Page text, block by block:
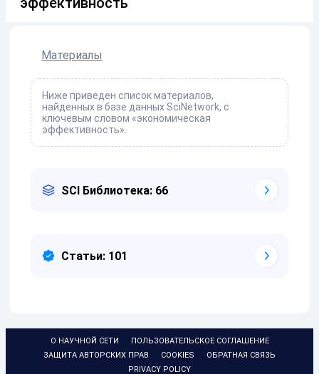
Материалы
Ниже приведен список материалов,
найденных в базе данных SciNetwork, с
ключевым словом «экономическая
эффективность».
SCI Библиотека: 66
Статьи: 101
О НАУЧНОЙ СЕТИ
ПОЛЬЗОВАТЕЛЬСКОЕ СОГЛАШЕНИЕ
ЗАЩИТА АВТОРСКИХ ПРАВ
COOKIES
ОБРАТНАЯ СВЯЗЬ
PRIVACY POLICY